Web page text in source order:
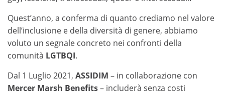
Quest’anno, a conferma di quanto crediamo nel valore
dell’inclusione e della diversità di genere, abbiamo
voluto un segnale concreto nei confronti della
comunità LGTBQI.
Dal 1 Luglio 2021, ASSIDIM – in collaborazione con
Mercer Marsh Benefits– includerà senza costi